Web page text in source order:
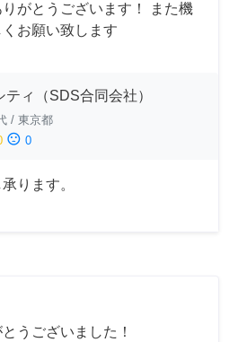
がとうございます！ また機
お願い致します
ティ（SDS合同会社）
/ 東京都
sentiment_dissatisfied 0
ります。
うございました！